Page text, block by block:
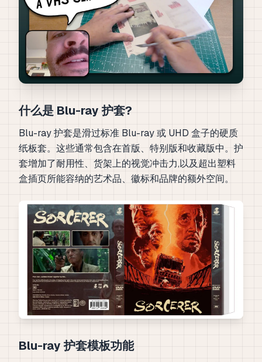
什么是 Blu-ray 护套?
Blu-ray 护套是滑过标准 Blu-ray 或 UHD 盒子的硬质
纸板套。这些通常包含在首版、特别版和收藏版中。护
套增加了耐用性、货架上的视觉冲击力,以及超出塑料
盒插页所能容纳的艺术品、徽标和品牌的额外空间。
Blu-ray 护套模板功能